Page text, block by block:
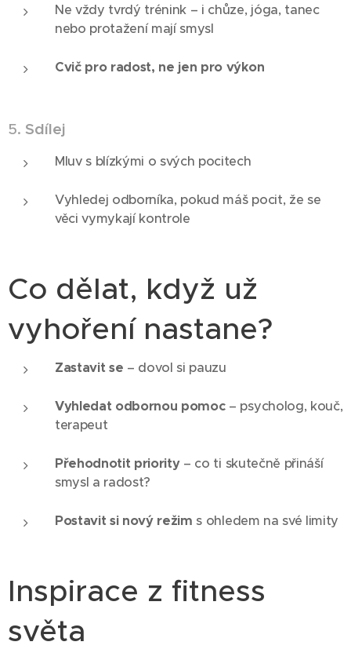
Ne vždy tvrdý trénink – i chůze, jóga, tanec
nebo protažení mají smysl
Cvič pro radost, ne jen pro výkon
5. Sdílej
Mluv s blízkými o svých pocitech
Vyhledej odborníka, pokud máš pocit, že se
věci vymykají kontrole
Co dělat, když už
vyhoření nastane?
Zastavit se – dovol si pauzu
Vyhledat odbornou pomoc– psycholog, kouč,
terapeut
Přehodnotit priority– co ti skutečně přináší
smysl a radost?
Postavit si nový režim s ohledem na své limity
Inspirace z fitness
světa